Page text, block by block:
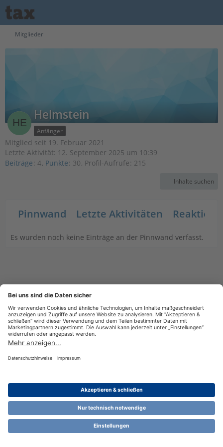
Mitglieder
Helmstein
Anfänger
Mitglied seit 19. Februar 2021
Letzte Aktivität: 12. September 2025 um 10:39
Beiträge 4 Punkte 30 Profil-Aufrufe 215
Inhalte suchen
Pinnwand Letzte Aktivitäten
Es wurden noch keine Einträge an der Pinnwand verfasst.
Nutzungsbestimmungen Cookie-Einstellungen
Community-Software:WoltLab Suite™ 6.1.13